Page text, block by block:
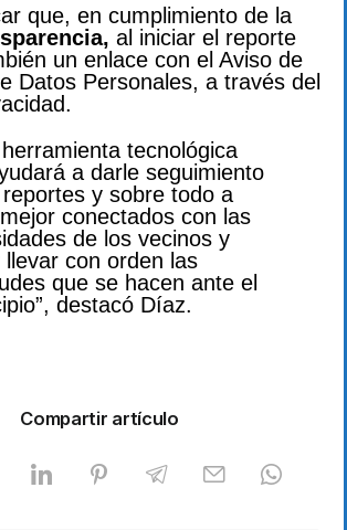
que, en cumplimiento de la
al iniciar el reporte
un enlace con el Aviso de
Datos Personales, a través del
tecnológica
a darle seguimiento
y sobre todo a
conectados con las
de los vecinos y
llevar con orden las
que se hacen ante el
destacó Díaz.
Compartir artículo